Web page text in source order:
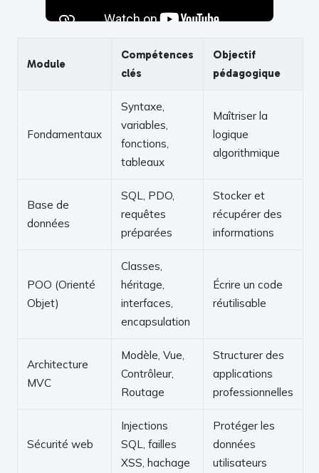
Module
Compétences
clés
Objectif
pédagogique
Fondamentaux
Syntaxe,
variables,
fonctions,
tableaux
Maîtriser la
logique
algorithmique
Base de
données
SQL, PDO,
requêtes
préparées
Stocker et
récupérer des
informations
POO (Orienté
Objet)
Classes,
héritage,
interfaces,
encapsulation
Écrire un code
réutilisable
Architecture
MVC
Modèle, Vue,
Contrôleur,
Routage
Structurer des
applications
professionnelles
Sécurité web
Injections
SQL, failles
XSS, hachage
Protéger les
données
utilisateurs